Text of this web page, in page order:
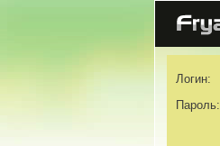
Логин:
Пароль: